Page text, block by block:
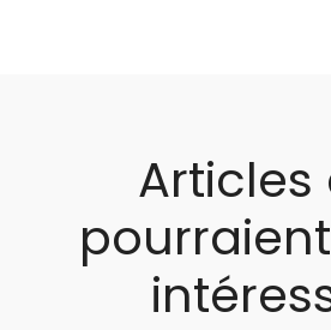
Articles